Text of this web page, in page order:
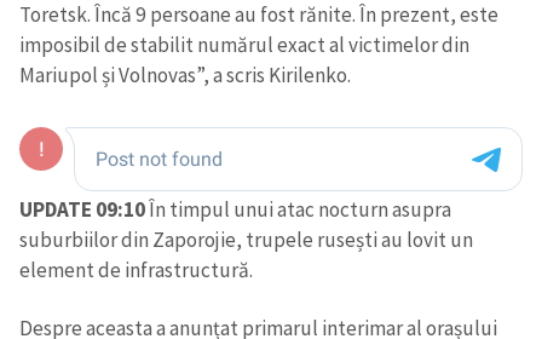
Toretsk. Încă 9 persoane au fost rănite. În prezent, este
imposibil de stabilit numărul exact al victimelor din
Mariupol și Volnovas”, a scris Kirilenko.
UPDATE 09:10În timpul unui atac nocturn asupra
suburbiilor din Zaporojie, trupele rusești au lovit un
element de infrastructură.
Despre aceasta a anunțat primarul interimar al orașului